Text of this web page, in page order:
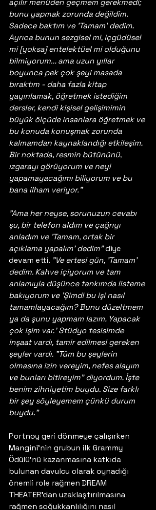
açılır menüden geçmem gerekmedi;
bunu yapmak zorunda değildim.
Sadece baktım ve 'Tamam' dedim.
Ayrıca bunun sezgisel mi, içgüdüsel
mi [yoksa] entelektüel mi olduğunu
bilmiyorum... ama uzun yıllar
boyunca pek çok şeyi masada
bıraktım - daha fazla kitap
yayınlamak, öğretmek istediğim
dersler, kendi kişisel gelişimimin
büyük ölçüde insanlara öğretmek ve
bu konuda konuşmak zorunda
kalmamdan kaynaklandığı etkileşim.
Bir noktada, resmin bütününü,
ızgarayı görüyorum ve neyi
yapamayacağımı biliyorum ve bu
bana ilham veriyor."
"Ama her neyse, sorunuzun cevabı
şu, bir telefon aldım ve çağrıyı
anladım ve 'Tamam, ortak bir
açıklama yapalım' dedim" diye
devam etti. "Ve ertesi gün, 'Tamam'
dedim. Kahve içiyorum ve tam
anlamıyla düşünce tankımda listeme
bakıyorum ve 'Şimdi bu işi nasıl
tamamlayacağım? Bunu düzeltmem
ya da şunu yapmam lazım. Yapacak
çok işim var.' Stüdyo tesisimde
inşaat vardı, tamir edilmesi gereken
şeyler vardı. "Tüm bu şeylerin
olmasına izin vereyim, nefes alayım
ve bunları bitireyim" diyordum. İşte
benim zihniyetim buydu. Size farklı
bir şey söyleyemem çünkü durum
buydu."
Portnoy geri dönmeye çalışırken
Mangini'nin grubun ilk Grammy
Ödülü'nü kazanmasına katkıda
bulunan davulcu olarak oynadığı
önemli role rağmen DREAM
THEATER'dan uzaklaştırılmasına
rağmen soğukkanlılığını nasıl